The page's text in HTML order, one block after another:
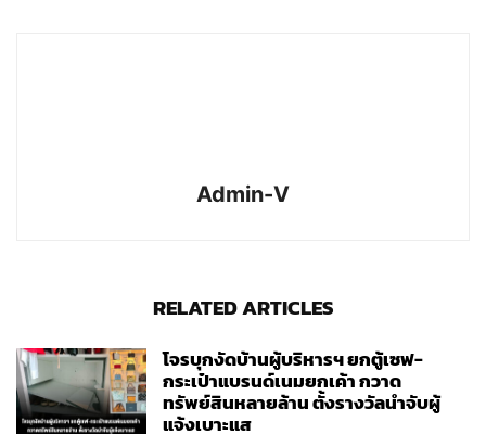
Admin-V
RELATED ARTICLES
โจรบุกงัดบ้านผู้บริหารฯ ยกตู้เซฟ-
กระเป๋าแบรนด์เนมยกเค้า กวาด
ทรัพย์สินหลายล้าน ตั้งรางวัลนำจับผู้
แจ้งเบาะแส